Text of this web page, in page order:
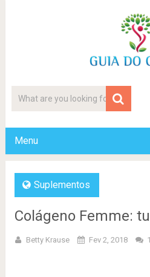
Menu
Suplementos
Colágeno Femme:
Betty Krause Fev 2, 2018